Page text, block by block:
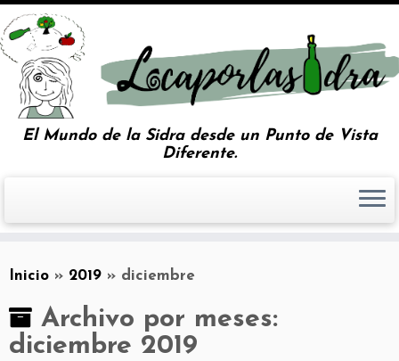
El Mundo de la Sidra desde un Punto de Vista
Diferente.
Inicio » 2019 » diciembre
Archivo por meses:
diciembre 2019